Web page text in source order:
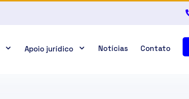
Apoio jurídico Notícias Contato